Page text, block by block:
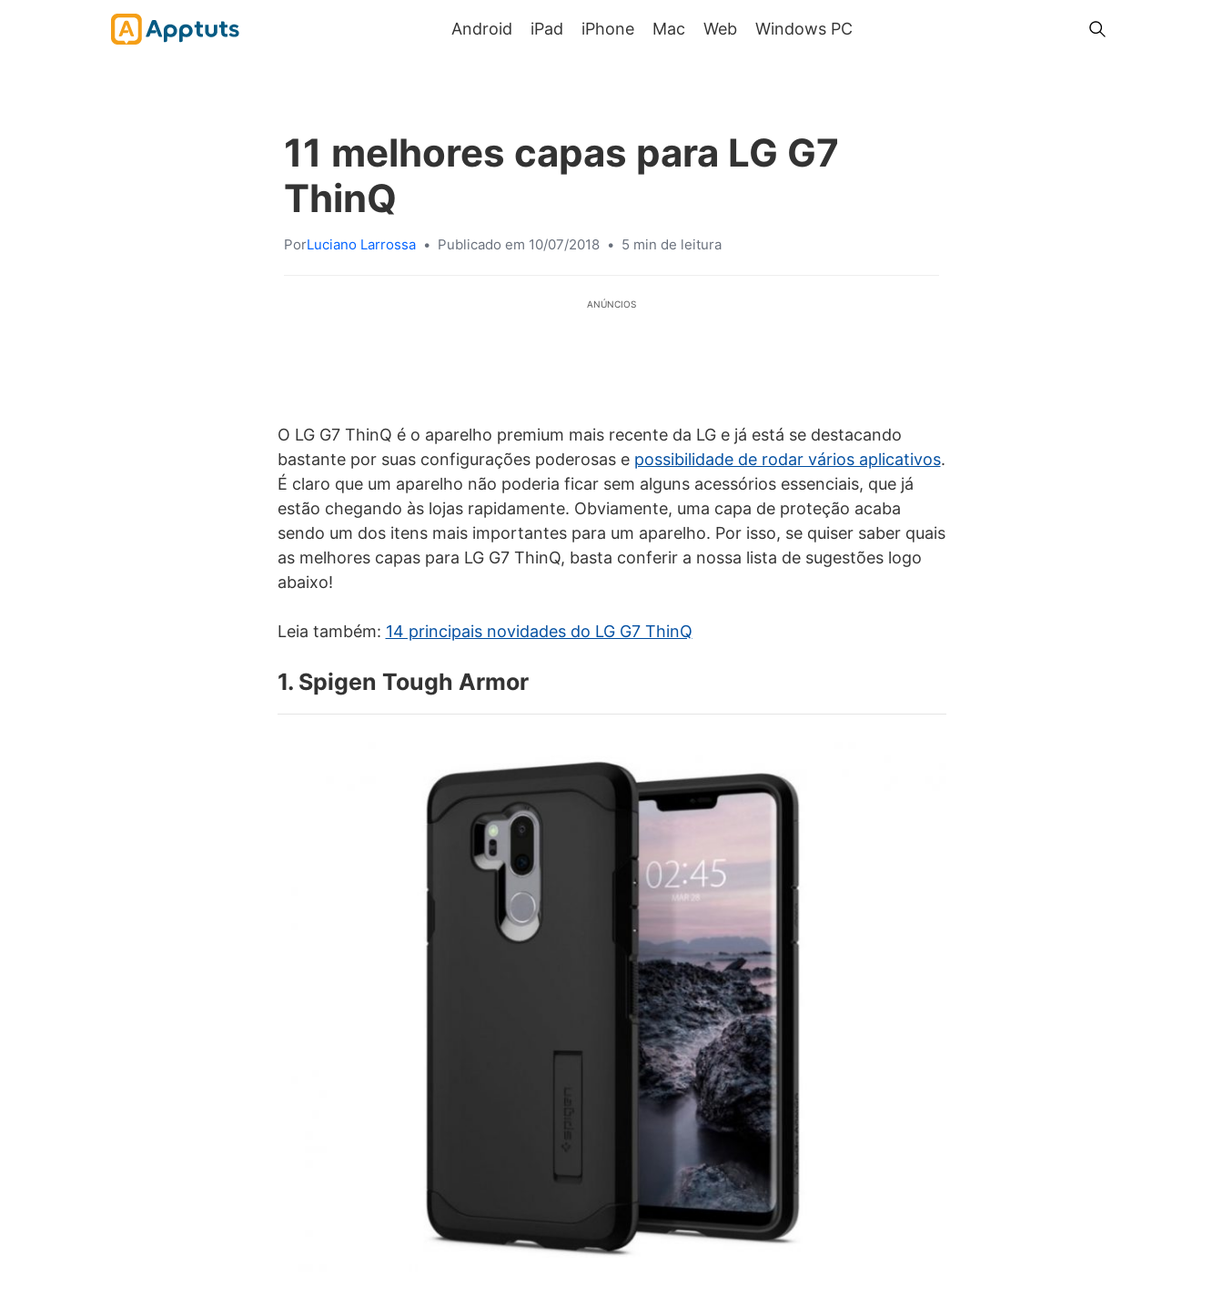
Android iPad iPhone Mac Web Windows PC
11 melhores capas para LG G7
ThinQ
PorLuciano Larrossa • Publicado em 10/07/2018 • 5 min de leitura
ANÚNCIOS
O LG G7 ThinQ é o aparelho premium mais recente da LG e já está se destacando
bastante por suas configurações poderosas e possibilidade de rodar vários aplicativos.
É claro que um aparelho não poderia ficar sem alguns acessórios essenciais, que já
estão chegando às lojas rapidamente. Obviamente, uma capa de proteção acaba
sendo um dos itens mais importantes para um aparelho. Por isso, se quiser saber quais
as melhores capas para LG G7 ThinQ, basta conferir a nossa lista de sugestões logo
abaixo!
Leia também: 14 principais novidades do LG G7 ThinQ
1. Spigen Tough Armor